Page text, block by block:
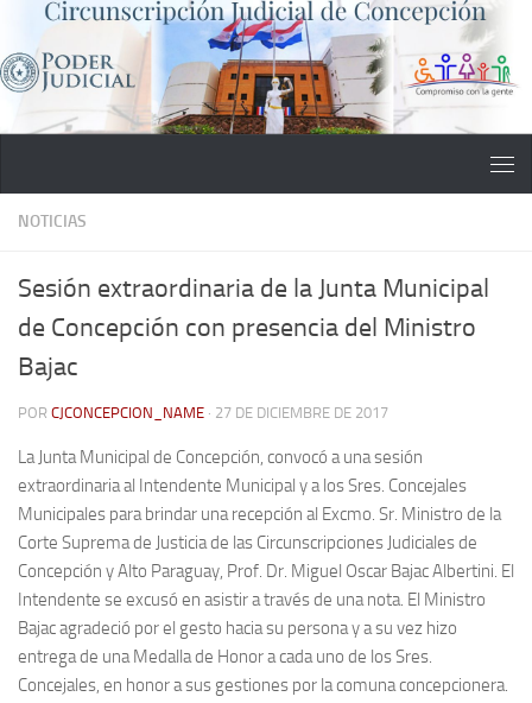
Saltar al contenido
NOTICIAS
Sesión extraordinaria de la Junta Municipal
de Concepción con presencia del Ministro
Bajac
POR CJCONCEPCION_NAME · 27 DE DICIEMBRE DE 2017
La Junta Municipal de Concepción, convocó a una sesión
extraordinaria al Intendente Municipal y a los Sres. Concejales
Municipales para brindar una recepción al Excmo. Sr. Ministro de la
Corte Suprema de Justicia de las Circunscripciones Judiciales de
Concepción y Alto Paraguay, Prof. Dr. Miguel Oscar Bajac Albertini. El
Intendente se excusó en asistir a través de una nota. El Ministro
Bajac agradeció por el gesto hacia su persona y a su vez hizo
entrega de una Medalla de Honor a cada uno de los Sres.
Concejales, en honor a sus gestiones por la comuna concepcionera.